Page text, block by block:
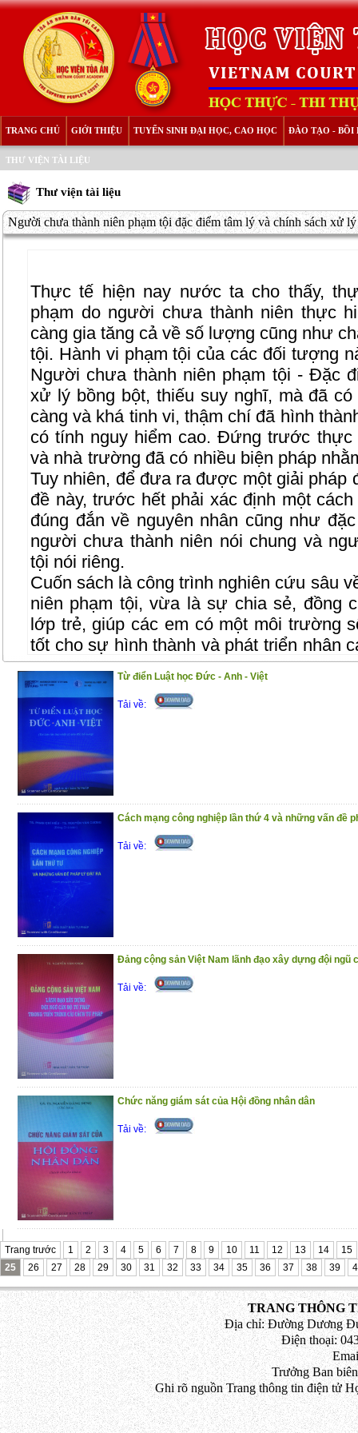
TRANG CHỦ GIỚI THIỆU TUYỂN SINH ĐẠI HỌC, CAO HỌC ĐÀO TẠO - BỒI
THƯ VIỆN TÀI LIỆU
Thư viện tài liệu
Người chưa thành niên phạm tội đặc điểm tâm lý và chính sách xử lý
Thực tế hiện nay nước ta cho thấy,
phạm do người chưa thành niên thực
càng gia tăng cả về số lượng cũng như
tội. Hành vi phạm tội của các đối tượng
Người chưa thành niên phạm tội - Đặc
xử lý bồng bột, thiếu suy nghĩ, mà đã
càng và khá tinh vi, thậm chí đã hình
có tính nguy hiểm cao. Đứng trước thực
và nhà trường đã có nhiều biện pháp
Tuy nhiên, để đưa ra được một giải pháp
đề này, trước hết phải xác định một
đúng đắn về nguyên nhân cũng như
người chưa thành niên nói chung và
tội nói riêng.
Cuốn sách là công trình nghiên cứu sâu
niên phạm tội, vừa là sự chia sẻ, đồng
lớp trẻ, giúp các em có một môi trường
tốt cho sự hình thành và phát triển nhân
pháp luật, để các em có một hành
vào cuộc sống
Trân trọng giới thiệu đến bạn đọc !
(18/12/2020)
Từ điển Luật học Đức - Anh - Việt
Tải về:
Cách mạng công nghiệp lần thứ 4 và những vấn đề
Tải về:
Đảng cộng sản Việt Nam lãnh đạo xây dựng đội ngũ
Tải về:
Chức năng giám sát của Hội đồng nhân dân
Tải về:
Trang trước 1 2 3 4 5 6 7 8 9 10 11 12 13 14
15
25
26 27 28 29 30 31 32 33 34 35 36 37 38 39
TRANG THÔNG
Địa chỉ: Đường Dương
Điện thoại:
Trưởng Ban
Ghi rõ nguồn Trang thông tin điện tử